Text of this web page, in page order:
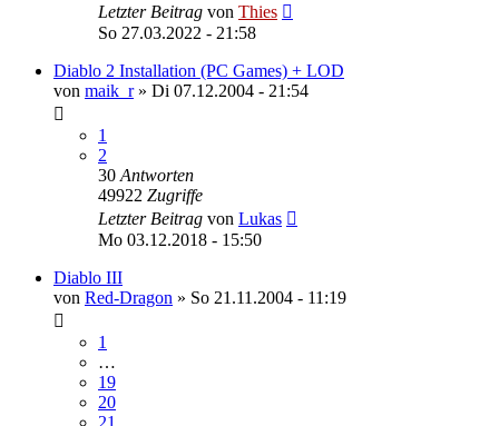
Letzter Beitrag von Thies
So 27.03.2022 - 21:58
Diablo 2 Installation (PC Games) + LOD
von maik_r» Di 07.12.2004 - 21:54
1
2
30 Antworten
49922 Zugriffe
Letzter Beitrag von Lukas
Mo 03.12.2018 - 15:50
Diablo III
von Red-Dragon » So 21.11.2004 - 11:19
1
…
19
20
21